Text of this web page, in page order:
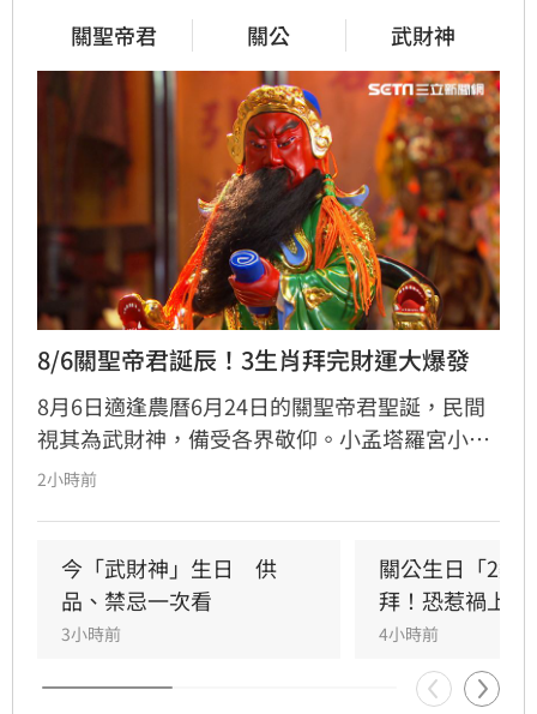
關聖帝君 關公 武財神
8/6關聖帝君誕辰！3生肖拜完財運大爆發
8月6日適逢農曆6月24日的關聖帝君聖誕，民間
視其為武財神，備受各界敬仰。小孟塔羅宮小立
指出，關聖帝君誕辰當日誠心祭拜，有望獲得神
產；生肖狗偏財運強，有望獲意外之財。專家強
調，無論生肖為何，只要虔誠備妥供品祭祀，皆
能祈求聖帝祖庇佑，迎來事業順遂與財源廣進的
好運勢，建議民眾把握良機，為下半年佈局求
財。
2小時前
今「武財神」生日　供
品、禁忌一次看
3小時前
關公生日「2類
拜！恐惹禍上身
4小時前